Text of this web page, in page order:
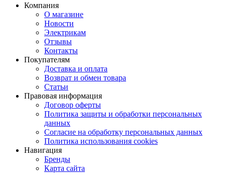
Компания
О магазине
Новости
Электрикам
Отзывы
Контакты
Покупателям
Доставка и оплата
Возврат и обмен товара
Статьи
Правовая информация
Договор оферты
Политика защиты и обработки персональных
данных
Согласие на обработку персональных данных
Политика использования cookies
Навигация
Бренды
Карта сайта